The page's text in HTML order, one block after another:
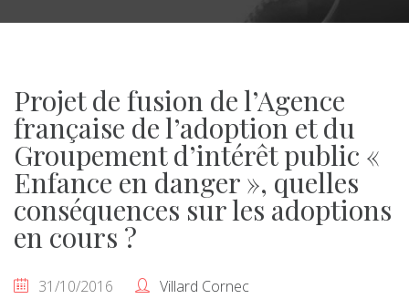
Projet de fusion de l’Agence
française de l’adoption et du
Groupement d’intérêt public «
Enfance en danger », quelles
conséquences sur les adoptions
en cours ?
31/10/2016
Villard Cornec